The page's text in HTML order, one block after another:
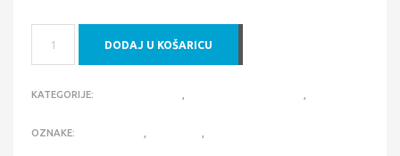
FERMENTUM
DODAJ U KOŠARICU
KATEGORIJE:
OZNAKE: